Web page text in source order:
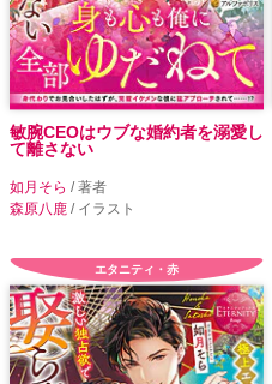
敏腕CEOはウブな婚約者を溺愛し
て離さない
如月そら / 著者
森原八鹿 / イラスト
エタニティ・赤